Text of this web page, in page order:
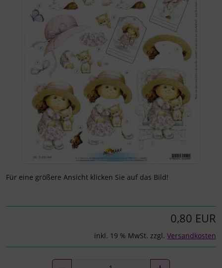
Für eine größere Ansicht klicken Sie auf das Bild!
0,80 EUR
inkl. 19 % MwSt. zzgl. Versandkosten